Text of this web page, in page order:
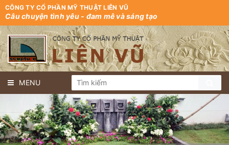
CÔNG TY CỔ PHẦN MỸ THUẬT LIÊN VŨ
Câu chuyện tình yêu - đam mê và sáng tạo
MENU